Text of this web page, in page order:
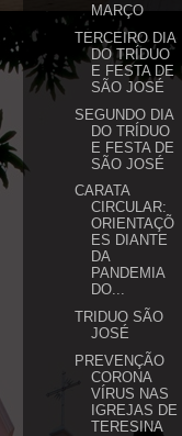
MARÇO
TERCEIRO DIA
DO TRÍDUO
E FESTA DE
SÃO JOSÉ
SEGUNDO DIA
DO TRÍDUO
E FESTA DE
SÃO JOSÉ
CARATA
CIRCULAR:
ORIENTAÇÕ
ES DIANTE
DA
PANDEMIA
DO...
TRIDUO SÃO
JOSÉ
PREVENÇÃO
CORONA
VÍRUS NAS
IGREJAS DE
TERESINA